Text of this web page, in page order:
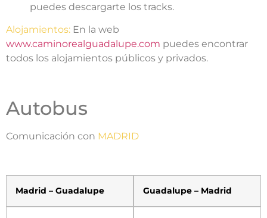
puedes descargarte los tracks.
Alojamientos: En la web
www.caminorealguadalupe.com puedes encontrar
todos los alojamientos públicos y privados.
Autobus
Comunicación con MADRID
Madrid – Guadalupe Guadalupe – Madrid